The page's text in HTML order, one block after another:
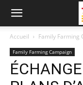
Accueil Family Farming
Family Farming Campaign